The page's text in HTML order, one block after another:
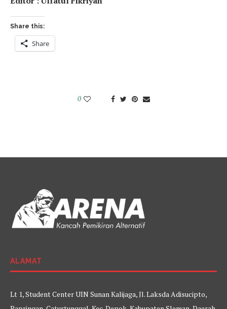
Share this:
Share
0
ALAMAT
Lt 1, Student Center UIN Sunan Kalijaga, Jl. Laksda Adisucipto,